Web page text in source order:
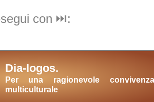
con ⏭️:
Dia-logos.
Per una ragionevole convivenza
multiculturale